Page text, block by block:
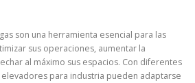
son una herramienta esencial para las
sus operaciones, aumentar la
al máximo sus espacios. Con diferentes
para industria pueden adaptarse